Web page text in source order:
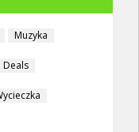
Muzyka
Deals